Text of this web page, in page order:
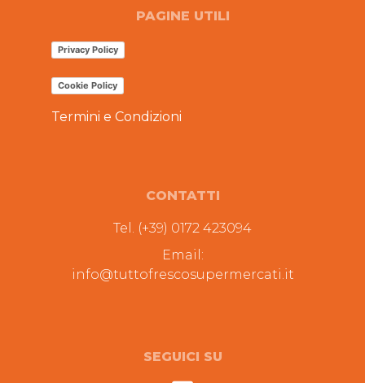
PAGINE UTILI
Privacy Policy
Cookie Policy
Termini e Condizioni
CONTATTI
Tel. (+39) 0172 423094
Email:
info@tuttofrescosupermercati.it
SEGUICI SU